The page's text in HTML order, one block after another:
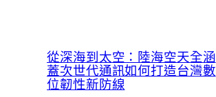
從深海到太空：陸海空天全涵
蓋次世代通訊如何打造台灣數
位韌性新防線